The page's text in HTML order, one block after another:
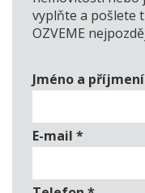
vyplňte a pošlete
OZVEME
Jméno a příjmení
E-mail *